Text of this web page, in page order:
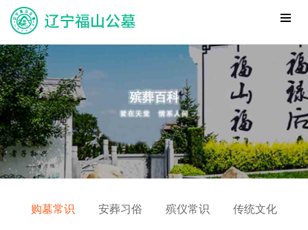
购墓常识 安葬习俗 殡仪常识 传统文化